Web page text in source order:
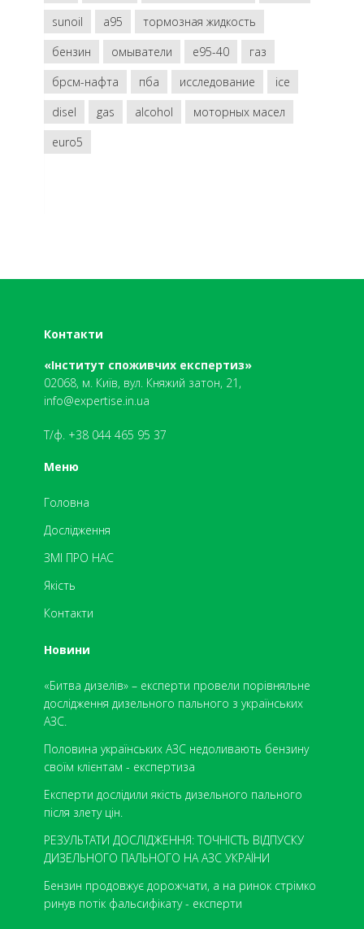
sunoil
a95
тормозная жидкость
бензин
омыватели e95-40
газ
брсм-нафта
пба исследование
ice
disel
gas alcohol
моторных масел
euro5
Контакти
«Інститут споживчих експертиз»
02068, м. Київ, вул. Княжий затон, 21,
info@expertise.in.ua
Т/ф. +38 044 465 95 37
Меню
Головна
Дослідження
ЗМІ ПРО НАС
Якість
Контакти
Новини
«Битва дизелів» – експерти провели порівняльне
дослідження дизельного пального з українських
АЗС.
​Половина українських АЗС недоливають бензину
своїм клієнтам - експертиза
Експерти дослідили якість дизельного пального
після злету цін.
РЕЗУЛЬТАТИ ДОСЛІДЖЕННЯ: ТОЧНІСТЬ ВІДПУСКУ
ДИЗЕЛЬНОГО ПАЛЬНОГО НА АЗС УКРАЇНИ
Бензин продовжує дорожчати, а на ринок стрімко
ринув потік фальсифікату - експерти